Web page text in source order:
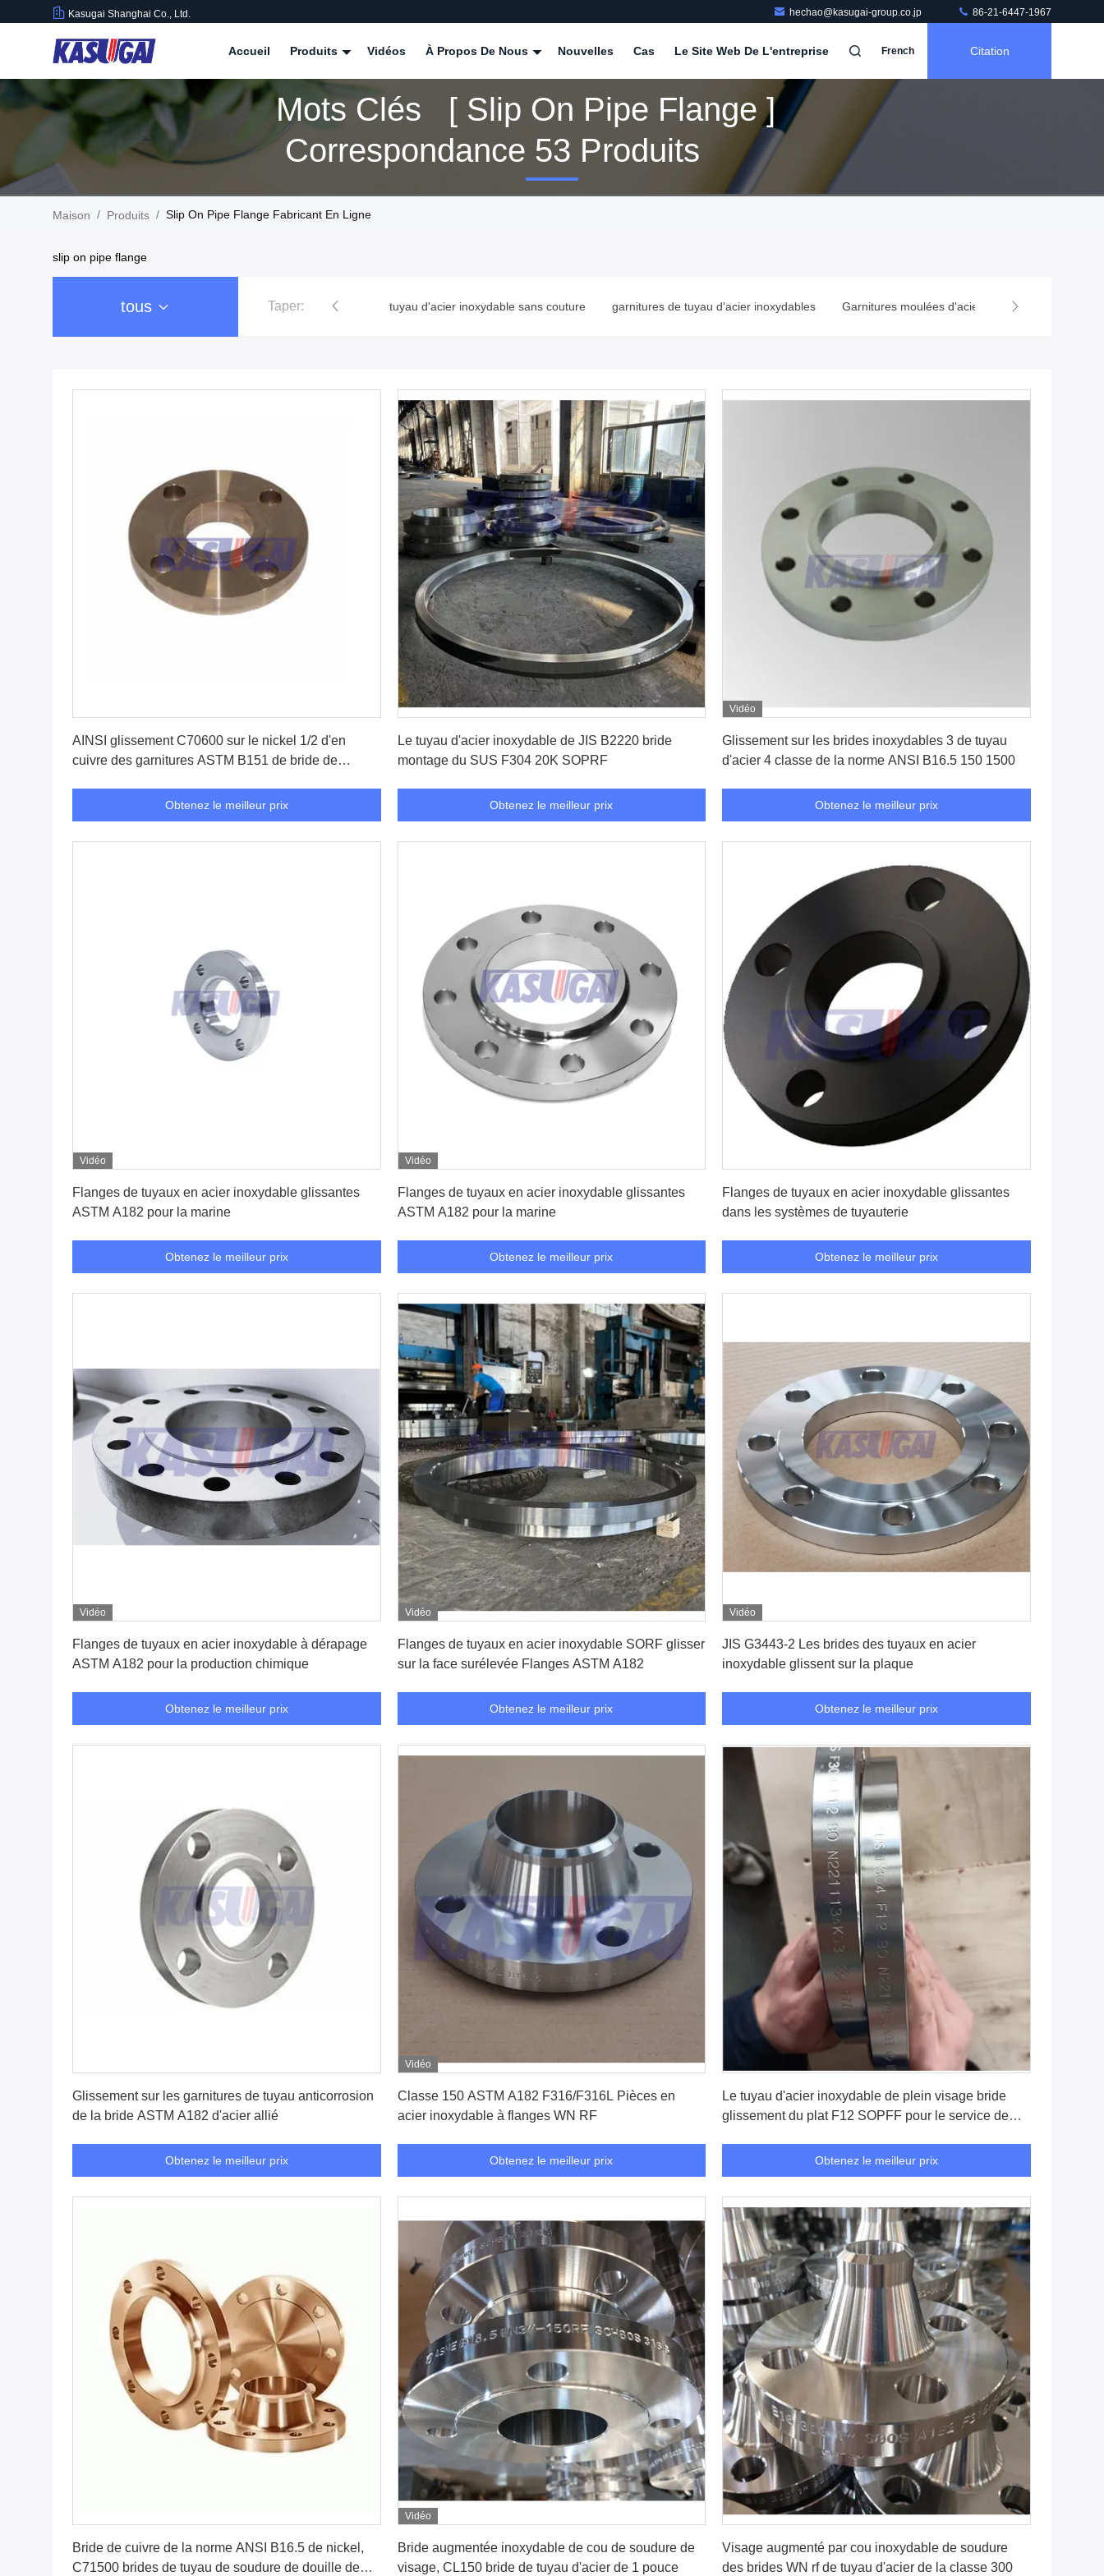
Kasugai Shanghai Co., Ltd. hechao@kasugai-group.co.jp 86-21-6447-1967
Accueil Produits Vidéos À Propos De Nous Nouvelles Cas Le Site Web De L'entreprise French Citation
Mots Clés [ Slip On Pipe Flange ]
Correspondance 53 Produits
Maison / Produits / Slip On Pipe Flange Fabricant En Ligne
slip on pipe flange
tous Taper:
Brides inoxydables de tuyau d'acier tuyau d'acier inoxydable sans couture garnitures de tuyau d'acier inoxydables Garnitures moulées d'acier inoxydable
AINSI glissement C70600 sur le nickel 1/2 d'en
cuivre des garnitures ASTM B151 de bride de
Obtenez le meilleur prix
Le tuyau d'acier inoxydable de JIS B2220 bride
montage du SUS F304 20K SOPRF
Obtenez le meilleur prix
Vidéo
Glissement sur les brides inoxydables 3 de tuyau
d'acier 4 classe de la norme ANSI B16.5 150 1500
Obtenez le meilleur prix
Vidéo
Flanges de tuyaux en acier inoxydable glissantes
ASTM A182 pour la marine
Obtenez le meilleur prix
Vidéo
Flanges de tuyaux en acier inoxydable glissantes
ASTM A182 pour la marine
Obtenez le meilleur prix
Flanges de tuyaux en acier inoxydable glissantes
dans les systèmes de tuyauterie
Obtenez le meilleur prix
Vidéo
Flanges de tuyaux en acier inoxydable à dérapage
ASTM A182 pour la production chimique
Obtenez le meilleur prix
Vidéo
Flanges de tuyaux en acier inoxydable SORF glisser
sur la face surélevée Flanges ASTM A182
Obtenez le meilleur prix
Vidéo
JIS G3443-2 Les brides des tuyaux en acier
inoxydable glissent sur la plaque
Obtenez le meilleur prix
Glissement sur les garnitures de tuyau anticorrosion
de la bride ASTM A182 d'acier allié
Obtenez le meilleur prix
Vidéo
Classe 150 ASTM A182 F316/F316L Pièces en
acier inoxydable à flanges WN RF
Obtenez le meilleur prix
Le tuyau d'acier inoxydable de plein visage bride
glissement du plat F12 SOPFF pour le service de
Obtenez le meilleur prix
Bride de cuivre de la norme ANSI B16.5 de nickel,
C71500 brides de tuyau de soudure de douille de
Vidéo
Bride augmentée inoxydable de cou de soudure de
visage, CL150 bride de tuyau d'acier de 1 pouce
Visage augmenté par cou inoxydable de soudure
des brides WN rf de tuyau d'acier de la classe 300